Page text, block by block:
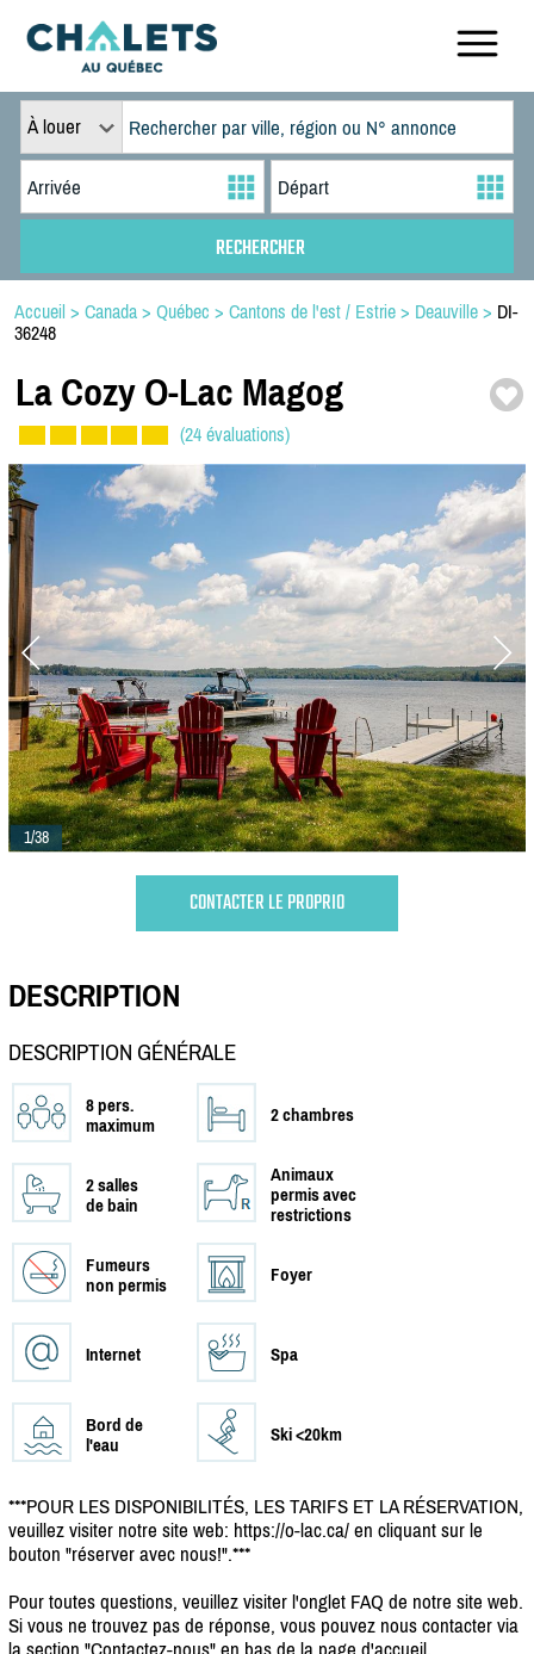
À louer
Accueil > Canada > Québec > Cantons de l'est / Estrie > Deauville > DI-
36248
La Cozy O-Lac Magog
(24 évaluations)
1/38
CONTACTER LE PROPRIO
DESCRIPTION
DESCRIPTION GÉNÉRALE
8 pers.
maximum
2 chambres
2 salles
de bain
Animaux
permis avec
restrictions
Fumeurs
non permis
Foyer
Internet Spa
Bord de
l'eau
Ski <20km
***POUR LES DISPONIBILITÉS, LES TARIFS ET LA RÉSERVATION,
veuillez visiter notre site web: https://o-lac.ca/ en cliquant sur le
bouton "réserver avec nous!".***
Pour toutes questions, veuillez visiter l'onglet FAQ de notre site web.
Si vous ne trouvez pas de réponse, vous pouvez nous contacter via
la section "Contactez-nous" en bas de la page d'accueil.